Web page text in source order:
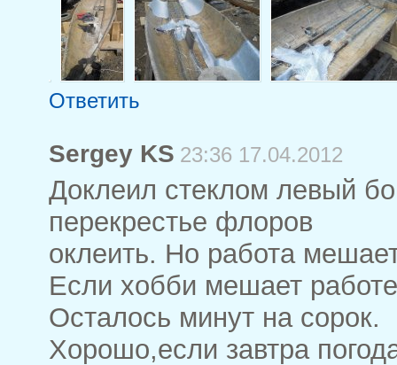
Ответить
Sergey KS 23:36 17.04.2012
Доклеил стеклом левый
перекрестье флоров
оклеить. Но работа
Если хобби мешает
Осталось минут на сорок.
Хорошо,если завтра